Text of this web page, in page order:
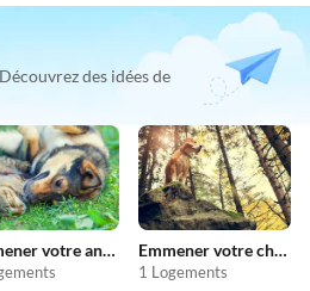
des idées de
Emmener votre animal en vacances Emmener votre chien en vacances
1 Logements